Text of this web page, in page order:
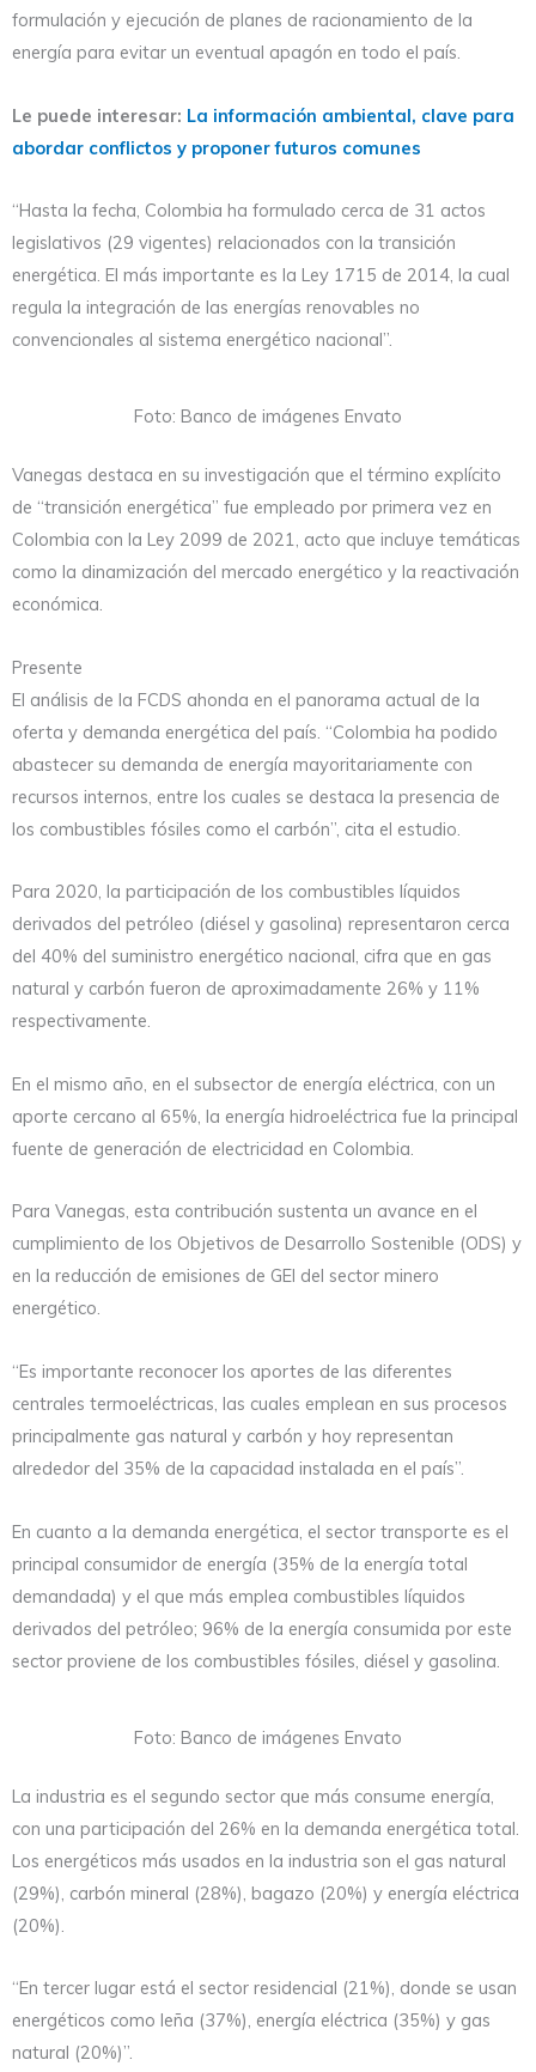
formulación y ejecución de planes de racionamiento de la
energía para evitar un eventual apagón en todo el país.
Le puede interesar: La información ambiental, clave para
abordar conflictos y proponer futuros comunes
“Hasta la fecha, Colombia ha formulado cerca de 31 actos
legislativos (29 vigentes) relacionados con la transición
energética. El más importante es la Ley 1715 de 2014, la cual
regula la integración de las energías renovables no
convencionales al sistema energético nacional”.
Foto: Banco de imágenes Envato
Vanegas destaca en su investigación que el término explícito
de “transición energética” fue empleado por primera vez en
Colombia con la Ley 2099 de 2021, acto que incluye temáticas
como la dinamización del mercado energético y la reactivación
económica.
Presente
El análisis de la FCDS ahonda en el panorama actual de la
oferta y demanda energética del país. “Colombia ha podido
abastecer su demanda de energía mayoritariamente con
recursos internos, entre los cuales se destaca la presencia de
los combustibles fósiles como el carbón”, cita el estudio.
Para 2020, la participación de los combustibles líquidos
derivados del petróleo (diésel y gasolina) representaron cerca
del 40% del suministro energético nacional, cifra que en gas
natural y carbón fueron de aproximadamente 26% y 11%
respectivamente.
En el mismo año, en el subsector de energía eléctrica, con un
aporte cercano al 65%, la energía hidroeléctrica fue la principal
fuente de generación de electricidad en Colombia.
Para Vanegas, esta contribución sustenta un avance en el
cumplimiento de los Objetivos de Desarrollo Sostenible (ODS) y
en la reducción de emisiones de GEI del sector minero
energético.
“Es importante reconocer los aportes de las diferentes
centrales termoeléctricas, las cuales emplean en sus procesos
principalmente gas natural y carbón y hoy representan
alrededor del 35% de la capacidad instalada en el país”.
En cuanto a la demanda energética, el sector transporte es el
principal consumidor de energía (35% de la energía total
demandada) y el que más emplea combustibles líquidos
derivados del petróleo; 96% de la energía consumida por este
sector proviene de los combustibles fósiles, diésel y gasolina.
Foto: Banco de imágenes Envato
La industria es el segundo sector que más consume energía,
con una participación del 26% en la demanda energética total.
Los energéticos más usados en la industria son el gas natural
(29%), carbón mineral (28%), bagazo (20%) y energía eléctrica
(20%).
“En tercer lugar está el sector residencial (21%), donde se usan
energéticos como leña (37%), energía eléctrica (35%) y gas
natural (20%)”.